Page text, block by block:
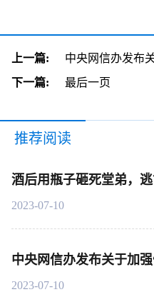
上一篇:
中央网信办发布
下一篇:
最后一页
推荐阅读
酒后用瓶子砸死堂弟，
2023-07-10
中央网信办发布关于加
2023-07-10